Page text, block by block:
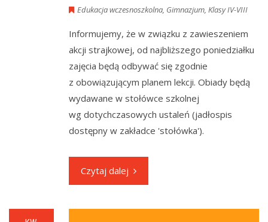
Edukacja wczesnoszkolna Gimnazjum Klasy IV-VIII
Informujemy, że w związku z zawieszeniem
akcji strajkowej, od najbliższego poniedziałku
zajęcia będą odbywać się zgodnie
z obowiązującym planem lekcji. Obiady będą
wydawane w stołówce szkolnej
wg dotychczasowych ustaleń (jadłospis
dostępny w zakładce 'stołówka').
Czytaj dalej